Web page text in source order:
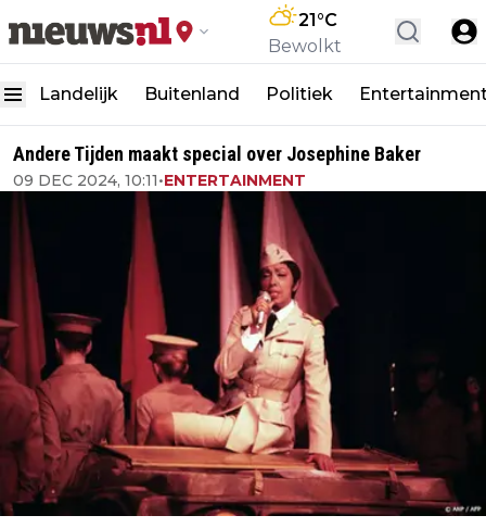
21°C
Bewolkt
Landelijk Buitenland Politiek
Andere Tijden maakt special over Josephine Baker
09 DEC 2024, 10:11•ENTERTAINMENT